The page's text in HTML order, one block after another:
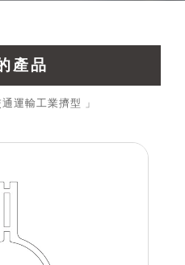
產品
工業擠型
LED擠型
鋁擠型
用模型
通運輸工業擠型 」